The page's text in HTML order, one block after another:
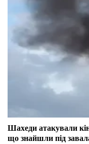
Шахеди атакували
що знайшли під